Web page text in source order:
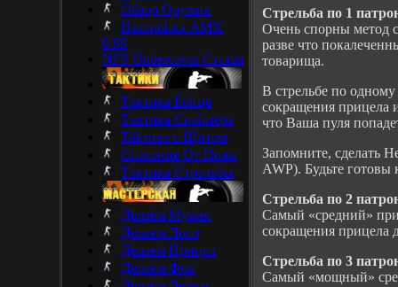
Обзор Оружия
Настройка AMX
0.99
NFS Undercover Статья
Тактика Бойца
Тактика Снайпера
Takтика с Щитом
Спасение От Ножа
Тактика Стрельбы
Делаем Мувик
Делаем Лого
Делаем Прицел
Делаем Фон
Стрельба по 1
Очень спорны метод
разве что
товарища.
В стрельбе по
сокращения прицела
что Ваша пуля
Запомните, сделать
AWP). Будьте готовы
Стрельба по 2
Самый «средний»
сокращения прицела
Стрельба по 3
Самый «мощный»